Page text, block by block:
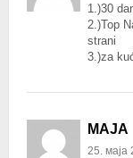
1.)30
2.)Top
strani
3.)za
MAJA
25. маја